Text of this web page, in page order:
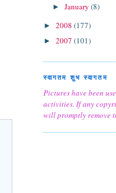
►January(8)
► 2008 (177)
► 2007 (101)
स्वागतम शुभ स्वागतम
Pictures have been
activities. If any
will promptly remove